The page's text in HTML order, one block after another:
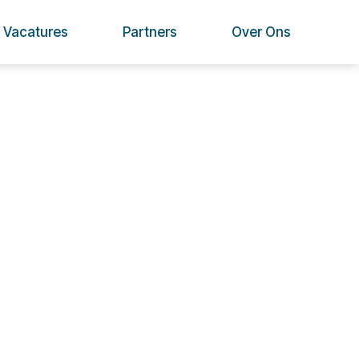
Vacatures Partners Over Ons